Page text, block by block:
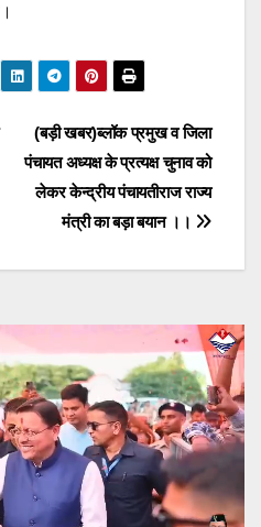
(बड़ी खबर)ब्लॉक प्रमुख व जिला
पंचायत अध्यक्ष के प्रत्यक्ष चुनाव को
लेकर केन्द्रीय पंचायतीराज राज्य
मंत्री का बड़ा बयान ।।